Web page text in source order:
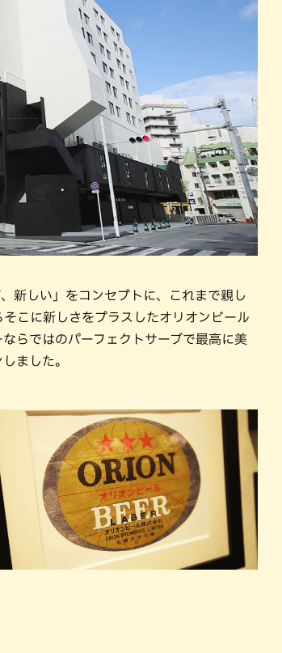
新しい」をコンセプトに、これまで親し
こに新しさをプラスしたオリオンビール
らではのパーフェクトサーブで最高に美
ました。